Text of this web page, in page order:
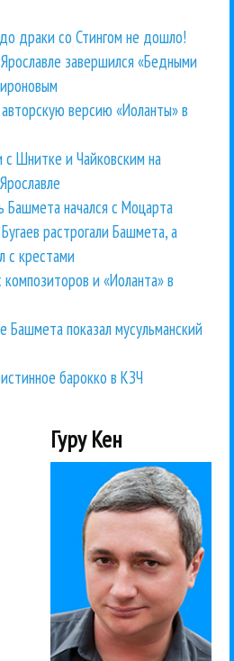
драки со Стингом не дошло!
завершился «Бедными
версию «Иоланты» в
Шнитке и Чайковским на
Башмета начался с Моцарта
растрогали Башмета, а
с крестами
и «Иоланта» в
Башмета показал мусульманский
барокко в КЗЧ
Гуру Кен